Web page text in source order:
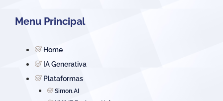
Menu Principal
Home
IA Generativa
Plataformas
Simon.AI